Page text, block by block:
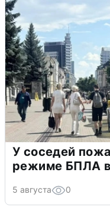
У соседей
режиме БПЛА
5 августа 0